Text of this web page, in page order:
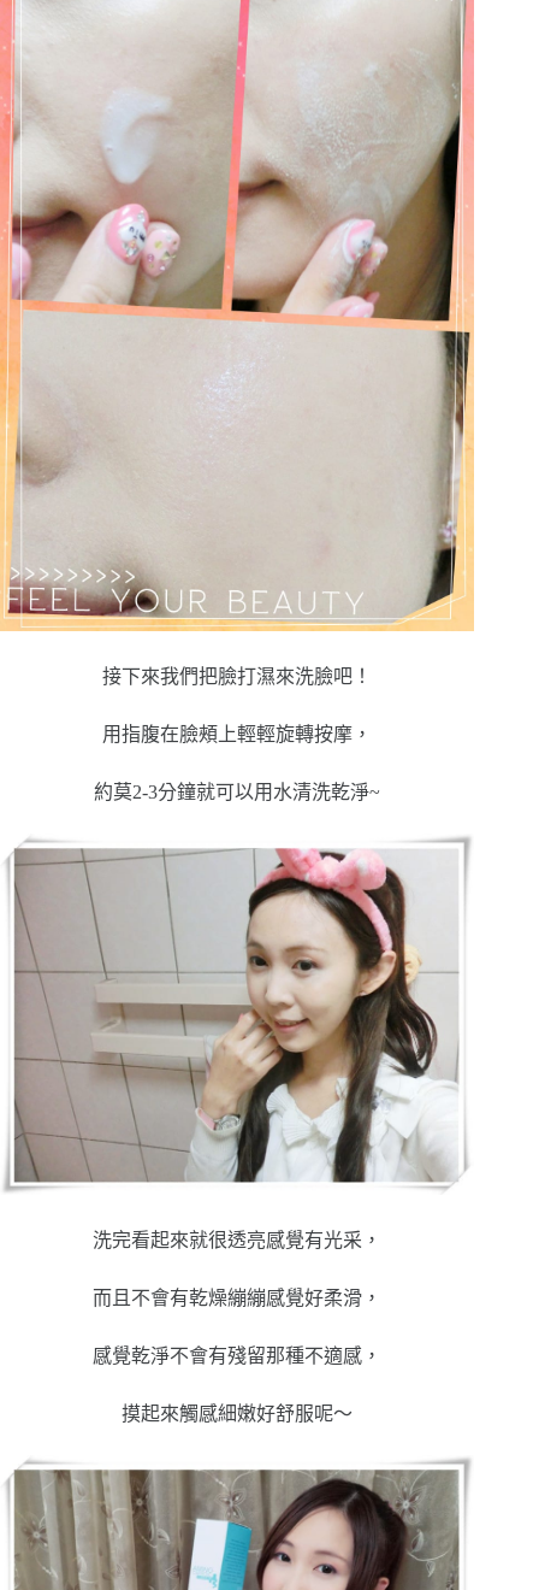
接下來我們把臉打濕來洗臉吧！
用指腹在臉頰上輕輕旋轉按摩，
約莫2-3分鐘就可以用水清洗乾淨~
洗完看起來就很透亮感覺有光采，
而且不會有乾燥繃繃感覺好柔滑，
感覺乾淨不會有殘留那種不適感，
摸起來觸感細嫩好舒服呢～